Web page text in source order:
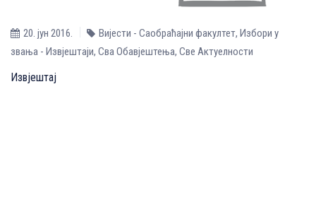
20. јун 2016. Вијести - Саобраћајни факултет, Избори у
звања - Извјештаји, Сва Обавјештења, Све Aктуелности
Извјештај